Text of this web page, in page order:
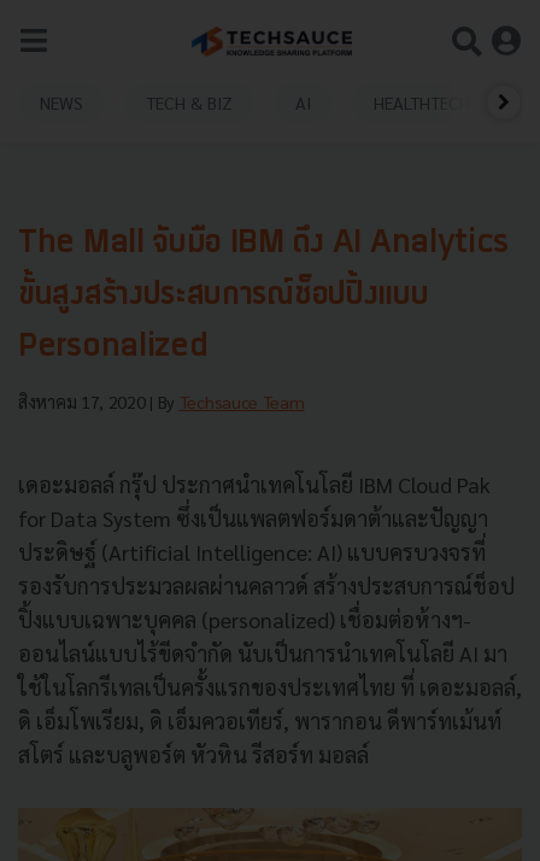
NEWS TECH & BIZ AI HEALTHTECH
The Mall จับมือ IBM ดึง AI Analytics
ขั้นสูงสร้างประสบการณ์ช็อปปิ้งแบบ
Personalized
สิงหาคม 17, 2020 | By Techsauce Team
เดอะมอลล์ กรุ๊ป ประกาศนำเทคโนโลยี IBM Cloud Pak
for Data System ซึ่งเป็นแพลตฟอร์มดาต้าและปัญญา
ประดิษฐ์ (Artificial Intelligence: AI) แบบครบวงจรที่
รองรับการประมวลผลผ่านคลาวด์ สร้างประสบการณ์ช็อป
ปิ้งแบบเฉพาะบุคคล (personalized) เชื่อมต่อห้างฯ-
ออนไลน์แบบไร้ขีดจำกัด นับเป็นการนำเทคโนโลยี AI มา
ใช้ในโลกรีเทลเป็นครั้งแรกของประเทศไทย ที่ เดอะมอลล์,
ดิ เอ็มโพเรียม, ดิ เอ็มควอเทียร์, พารากอน ดีพาร์ทเม้นท์
สโตร์ และบลูพอร์ต หัวหิน รีสอร์ท มอลล์